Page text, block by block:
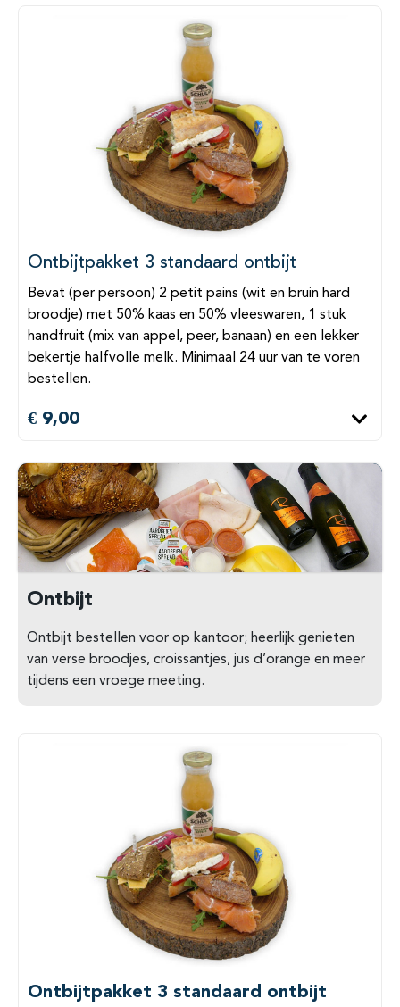
Ontbijtpakket 3 standaard ontbijt
Bevat (per persoon) 2 petit pains (wit en bruin hard
broodje) met 50% kaas en 50% vleeswaren, 1 stuk
handfruit (mix van appel, peer, banaan) en een lekker
bekertje halfvolle melk. Minimaal 24 uur van te voren
bestellen.
€ 9,00
Ontbijt
Ontbijt bestellen voor op kantoor; heerlijk genieten
van verse broodjes, croissantjes, jus d’orange en meer
tijdens een vroege meeting.
Ontbijtpakket 3 standaard ontbijt